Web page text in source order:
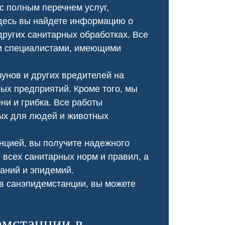
ликвидировав сорняки и
обезопасив нашу территорию.
обработку, и теперь
полным перечнем услуг,
вы найдете информацию о
санитарных обработках. Все
специалистами, имеющими
и других вредителей на
предприятий. Кроме того, мы
и грибка. Все работы
для людей и животных
вы получите надежного
санитарных норм и правил, а
и эпидемий.
санэпидемстанции, вы можете